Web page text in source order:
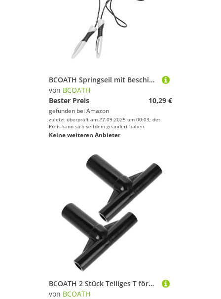
BCOATH Springseil mit Beschichtung Langlebig für Erwachsene und Schüler Fitness Seilspringen Vielseitig Einsetzbar Schwarz Familienworkout
von BCOATH
Bester Preis
10,29 €
gefunden bei Amazon
zuletzt überprüft am 27.09.2025 um 00:03; der
Preis kann sich seitdem geändert haben.
Keine weiteren Anbieter
BCOATH 2 Stück Teiliges T förmiges Rohrverbinder Trampolin Robuste Verbindung Stabiles Trampolinrohr zubehör Einfache Montage Langlebiger Ersatz für Trampolinrahmen
von BCOATH